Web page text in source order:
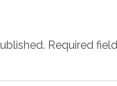
Required